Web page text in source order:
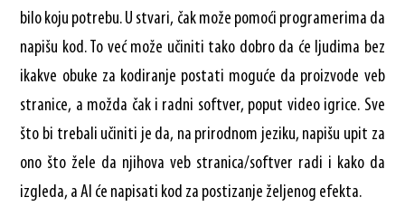
bilo koju potrebu. U stvari, čak može pomoći programerima da
napišu kod. To već može učiniti tako dobro da će ljudima bez
ikakve obuke za kodiranje postati moguće da proizvode veb
stranice, a možda čak i radni softver, poput video igrice. Sve
što bi trebali učiniti je da, na prirodnom jeziku, napišu upit za
ono što žele da njihova veb stranica/softver radi i kako da
izgleda, a AI će napisati kod za postizanje željenog efekta.